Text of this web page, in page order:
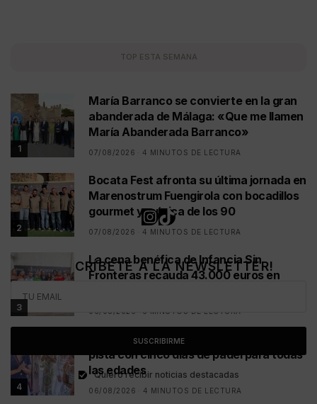
TOP ESTA SEMANA
1
María Barranco se convierte en la gran
abanderada de Málaga: «Que me llamen
María Abanderada Barranco»
07/08/2026 4 MINUTOS DE LECTURA
2
Bocata Fest afronta su última jornada en
Marenostrum Fuengirola con bocadillos
gourmet y música de los 90
07/08/2026 4 MINUTOS DE LECTURA
3
La cena benéfica de Infancia Sin
Fronteras recauda 43.000 euros en
06/08/2026 5 MINUTOS DE LECTURA
4
El legado de Carlos Goyanes vuelve a la
pista con cinco días de pádel para todas
las edades
06/08/2026 4 MINUTOS DE LECTURA
¡SUSCRÍBETE A LA NEWSLETTER!
SUSCRIBIRME
Quiero recibir noticias destacadas